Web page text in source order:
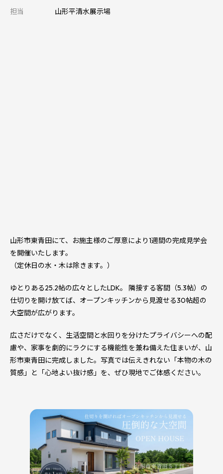
担当
山形平清水展示場
山形市東青田にて、お施主様のご厚意により1週間の完成見学会
を開催いたします。
（定休日の水・木は除きます。）
ゆとりある25.2帖の広々としたLDK。 隣接する客間（5.3帖）の
仕切りを開け放てば、オープンキッチンから見渡せる30帖超の
大空間が広がります。
広さだけでなく、生活空間と水回りを分けたプライバシーへの配
慮や、家事を劇的にラクにする機能性を兼ね備えた住まいが、山
形市東青田に完成しました。写真では伝えきれない「本物の木の
質感」と「心地よい抜け感」を、ぜひ現地でご体感ください。